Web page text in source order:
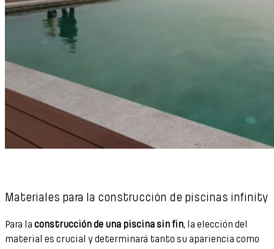
Materiales para la construcción de piscinas infinity
Para la construcción de una piscina sin fin, la elección del
material es crucial y determinará tanto su apariencia como